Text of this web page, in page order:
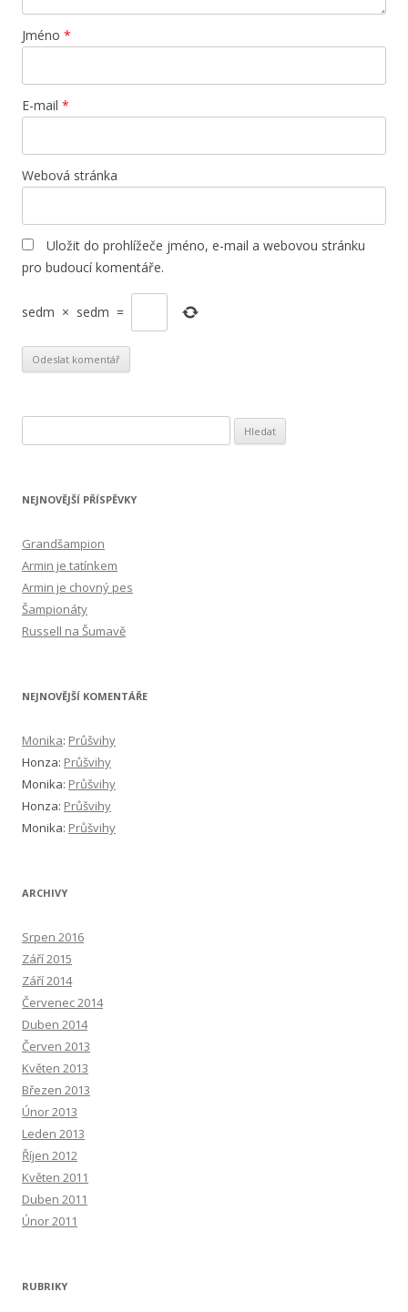
Jméno *
E-mail *
Webová stránka
Uložit do prohlížeče jméno, e-mail a webovou stránku
pro budoucí komentáře.
sedm × sedm =
NEJNOVĚJŠÍ PŘÍSPĚVKY
Grandšampion
Armin je tatínkem
Armin je chovný pes
Šampionáty
Russell na Šumavě
NEJNOVĚJŠÍ KOMENTÁŘE
Monika: Průšvihy
Honza: Průšvihy
Monika: Průšvihy
Honza: Průšvihy
Monika: Průšvihy
ARCHIVY
Srpen 2016
Září 2015
Září 2014
Červenec 2014
Duben 2014
Červen 2013
Květen 2013
Březen 2013
Únor 2013
Leden 2013
Říjen 2012
Květen 2011
Duben 2011
Únor 2011
RUBRIKY